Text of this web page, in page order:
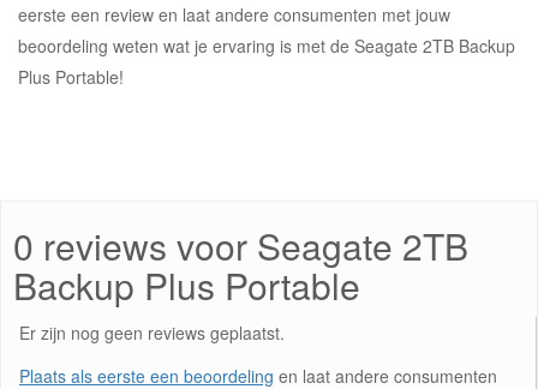
eerste een review en laat andere consumenten met jouw
beoordeling weten wat je ervaring is met de Seagate 2TB Backup
Plus Portable!
0 reviews voor Seagate 2TB
Backup Plus Portable
Er zijn nog geen reviews geplaatst.
Plaats als eerste een beoordeling en laat andere consumenten